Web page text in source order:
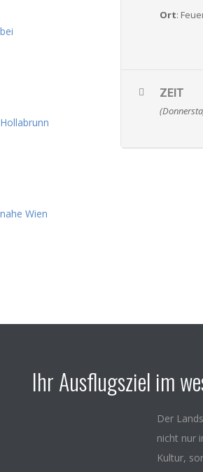
Ort:
ZEIT
Ihr Ausflugsziel im
Der
nicht nur
Kultur,